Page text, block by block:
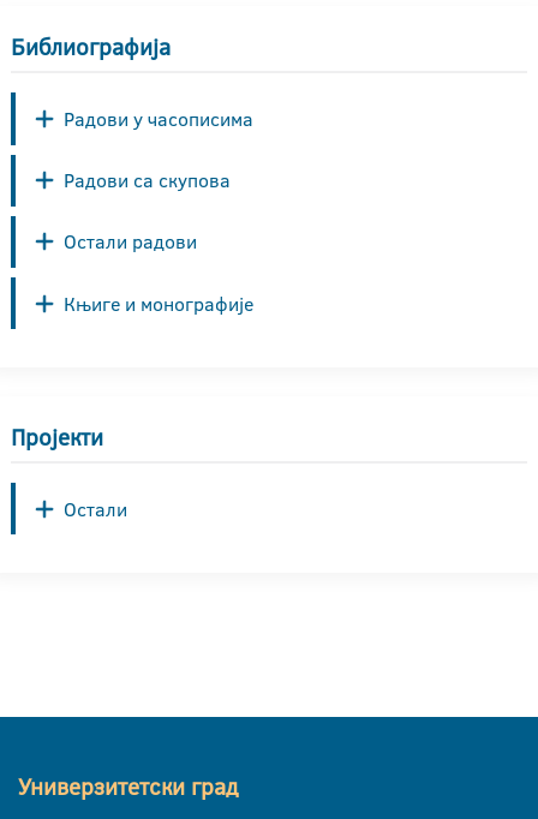
Библиографија
Радови у часописима
Радови са скупова
Остали радови
Књиге и монографије
Пројекти
Остали
Универзитетски град